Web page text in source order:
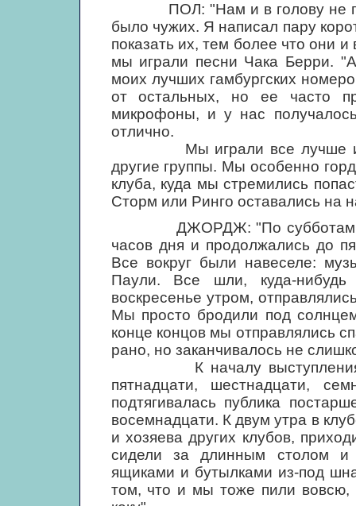
ПОЛ: "Нам и в голову не
было чужих. Я написал пару
показать их, тем более что они
мы играли песни Чака Берри.
моих лучших гамбургских
от остальных, но ее часто
микрофоны, и у нас
отлично.
Мы играли все лучше и
другие группы. Мы особенно
клуба, куда мы стремились
Сторм или Ринго оставались на
ДЖОРДЖ: "По субботам
часов дня и продолжались до
Все вокруг были навеселе:
Паули. Все шли, куда-
воскресенье утром,
Мы просто бродили под
конце концов мы отправлялись
рано, но заканчивалось не
К началу выступления
пятнадцати, шестнадцати,
подтягивалась публика
восемнадцати. К двум утра в
и хозяева других клубов,
сидели за длинным столом и
ящиками и бутылками из-под
том, что и мы тоже пили вовсю,